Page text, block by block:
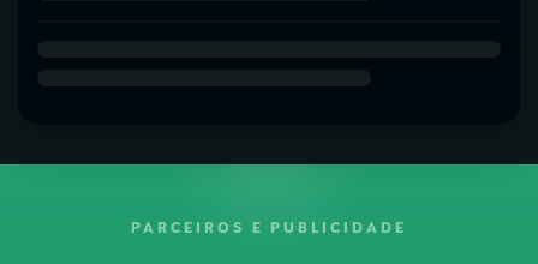
PARCEIROS E PUBLICIDADE